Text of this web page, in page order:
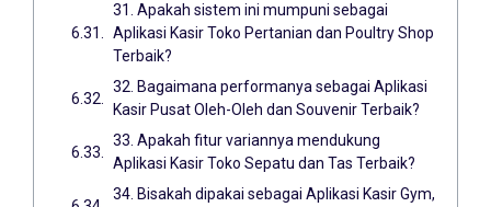
31. Apakah sistem ini mumpuni sebagai
Aplikasi Kasir Toko Pertanian dan Poultry Shop
Terbaik?
32. Bagaimana performanya sebagai Aplikasi
Kasir Pusat Oleh-Oleh dan Souvenir Terbaik?
33. Apakah fitur variannya mendukung
Aplikasi Kasir Toko Sepatu dan Tas Terbaik?
34. Bisakah dipakai sebagai Aplikasi Kasir Gym,